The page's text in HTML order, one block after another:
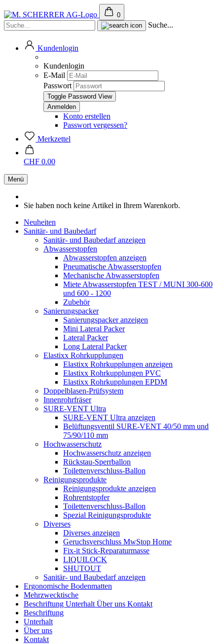
0
Suche...
Kundenlogin
Kundenlogin
E-Mail
Passwort
Toggle Password View
Konto erstellen
Passwort vergessen?
Merkzettel
CHF 0.00
Menü
Sie haben noch keine Artikel in Ihrem Warenkorb.
Neuheiten
Sanitär- und Baubedarf
Sanitär- und Baubedarf anzeigen
Abwasserstopfen
Abwasserstopfen anzeigen
Pneumatische Abwasserstopfen
Mechanische Abwasserstopfen
Miete Abwasserstopfen TEST / MUNI 300-600
und 600 - 1200
Zubehör
Sanierungspacker
Sanierungspacker anzeigen
Mini Lateral Packer
Lateral Packer
Long Lateral Packer
Elastixx Rohrkupplungen
Elastixx Rohrkupplungen anzeigen
Elastixx Rohrkupplungen PVC
Elastixx Rohrkupplungen EPDM
Doppelblasen-Prüfsystem
Innenrohrfräser
SURE-VENT Ultra
SURE-VENT Ultra anzeigen
Belüftungsventil SURE-VENT 40/50 mm und
75/90/110 mm
Hochwasserschutz
Hochwasserschutz anzeigen
Rückstau-Sperrballon
Toilettenverschluss-Ballon
Reinigungsprodukte
Reinigungsprodukte anzeigen
Rohrentstopfer
Toilettenverschluss-Ballon
Spezial Reinigungsprodukte
Diverses
Diverses anzeigen
Geruchsverschluss MwStop Home
Fix-it Stick-Reparaturmasse
LIQUILOCK
SHUTOUT
Sanitär- und Baubedarf anzeigen
Ergonomische Bodenmatten
Mehrzwecktische
Beschriftung Unterhalt Über uns Kontakt
Beschriftung
Unterhalt
Über uns
Kontakt